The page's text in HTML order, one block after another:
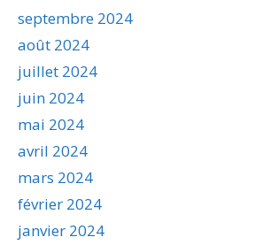
septembre 2024
août 2024
juillet 2024
juin 2024
mai 2024
avril 2024
mars 2024
février 2024
janvier 2024